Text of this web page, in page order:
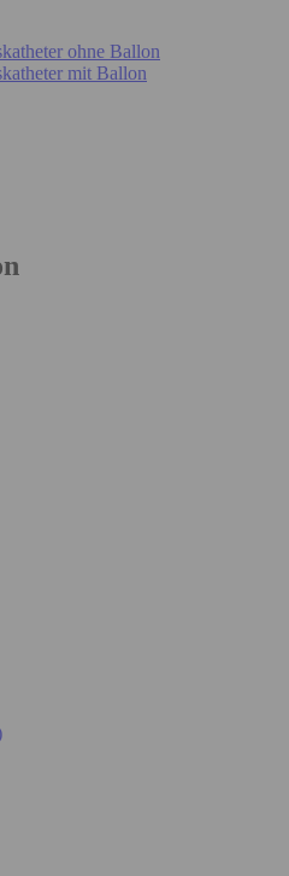
ohne Ballon
mit Ballon